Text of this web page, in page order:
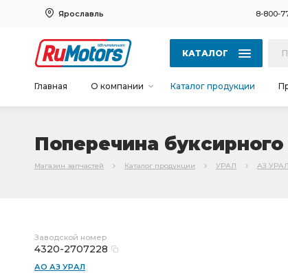
Ярославль 8-800-
КАТАЛОГ
Главная О компании Каталог продукции
Поперечина
Магазин запчастей Каталог продукции УРАЛ АЗ
Заводской номер
4320-2707228
АО АЗ УРАЛ